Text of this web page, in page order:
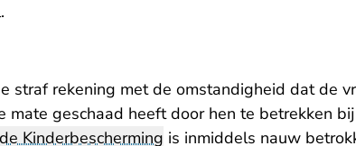
straf rekening met de omstandigheid dat de
geschaad heeft door hen te betrekken
Kinderbescherming is inmiddels nauw